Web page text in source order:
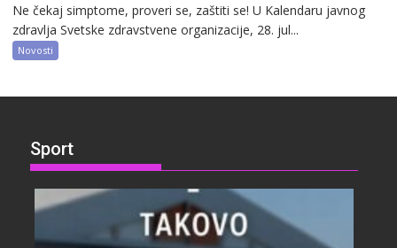
Ne čekaj simptome, proveri se, zaštiti se! U Kalendaru javnog
zdravlja Svetske zdravstvene organizacije, 28. jul...
Novosti
Sport